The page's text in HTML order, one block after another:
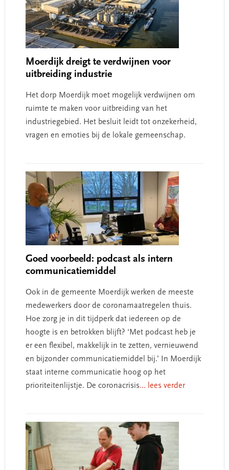
Moerdijk dreigt te verdwijnen voor
uitbreiding industrie
Het dorp Moerdijk moet mogelijk verdwijnen om
ruimte te maken voor uitbreiding van het
industriegebied. Het besluit leidt tot onzekerheid,
vragen en emoties bij de lokale gemeenschap.
Goed voorbeeld: podcast als intern
communicatiemiddel
Ook in de gemeente Moerdijk werken de meeste
medewerkers door de coronamaatregelen thuis.
Hoe zorg je in dit tijdperk dat iedereen op de
hoogte is en betrokken blijft? ‘Met podcast heb je
er een flexibel, makkelijk in te zetten, vernieuwend
en bijzonder communicatiemiddel bij.’ In Moerdijk
staat interne communicatie hoog op het
prioriteitenlijstje. De coronacrisis... lees verder